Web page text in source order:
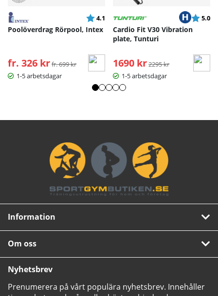
Betyg:
4.1 utav 5 stjärnor
Poolöverdrag Rörpool, Intex
fr. 326 kr Ordinarie pris:
fr. 699 kr
1-5 arbetsdagar
Betyg:
5.0
Cardio Fit V30 Vibration
plate, Tunturi
1690 kr Ordinarie pris:
2295 kr
1-5 arbetsdagar
Information
Om oss
Nyhetsbrev
Prenumerera på vårt populära nyhetsbrev. Innehåller